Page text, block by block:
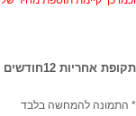
תקופת אחריות 12חודשים
* התמונה להמחשה בלבד